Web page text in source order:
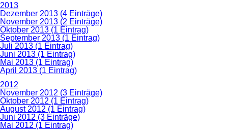
2013
Dezember 2013 (4 Einträge)
November 2013 (2 Einträge)
Oktober 2013 (1 Eintrag)
September 2013 (1 Eintrag)
Juli 2013 (1 Eintrag)
Juni 2013 (1 Eintrag)
Mai 2013 (1 Eintrag)
April 2013 (1 Eintrag)
2012
November 2012 (3 Einträge)
Oktober 2012 (1 Eintrag)
August 2012 (1 Eintrag)
Juni 2012 (3 Einträge)
Mai 2012 (1 Eintrag)